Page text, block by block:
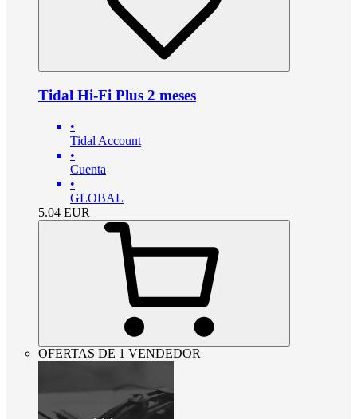
Tidal Hi-Fi Plus 2 meses
•
Tidal Account
•
Cuenta
•
GLOBAL
5.04 EUR
OFERTAS DE 1 VENDEDOR